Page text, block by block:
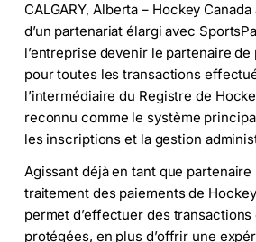
CALGARY, Alberta – Hockey Canada
d’un partenariat élargi avec
l’entreprise devenir le partenaire
pour toutes les transactions
l’intermédiaire du Registre de
reconnu comme le système
les inscriptions et la gestion
Agissant déjà en tant que
traitement des paiements de
permet d’effectuer des
protégées, en plus d’offrir une